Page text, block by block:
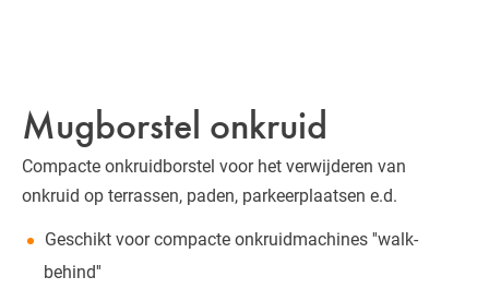
Mugborstel onkruid
Compacte onkruidborstel voor het verwijderen van
onkruid op terrassen, paden, parkeerplaatsen e.d.
Geschikt voor compacte onkruidmachines ''walk-
behind''